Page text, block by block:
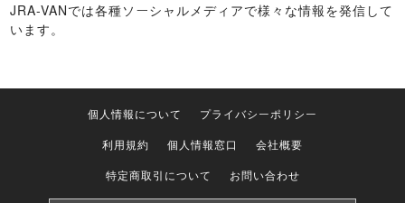
JRA-VANでは各種ソーシャルメディアで様々な情報を発信して
います。
個人情報について
プライバシーポリシー
利用規約
個人情報窓口
会社概要
特定商取引について
お問い合わせ